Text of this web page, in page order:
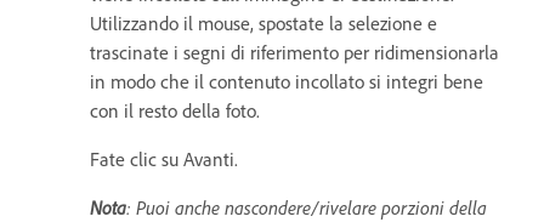
Utilizzando il mouse, spostate la selezione e
trascinate i segni di riferimento per ridimensionarla
in modo che il contenuto incollato si integri bene
con il resto della foto.
Fate clic su Avanti.
Nota: Puoi anche nascondere/rivelare porzioni della